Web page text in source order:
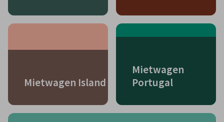
Mietwagen Island
Mietwagen
Portugal